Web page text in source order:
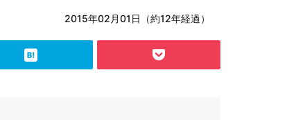
2015年02月01日（約12年経過）